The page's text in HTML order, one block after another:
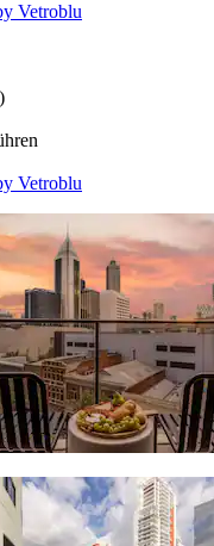
Vetroblu
Vetroblu